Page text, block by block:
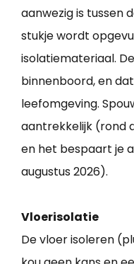
aanwezig is tussen
stukje wordt
isolatiemateriaal.
binnenboord, en
leefomgeving.
aantrekkelijk (rond
en het bespaart je
augustus 2026).
Vloerisolatie
De vloer isoleren